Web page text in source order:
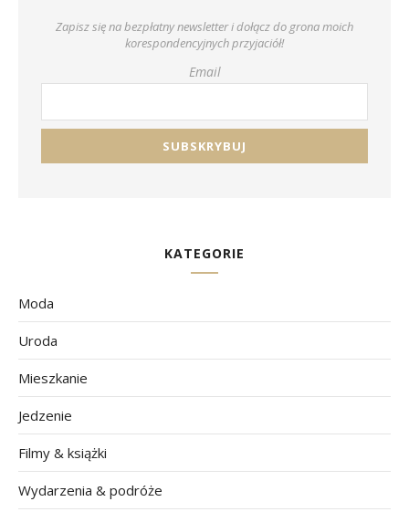
Zapisz się na bezpłatny newsletter i dołącz do grona moich
korespondencyjnych przyjaciół!
Email
KATEGORIE
Moda
Uroda
Mieszkanie
Jedzenie
Filmy & książki
Wydarzenia & podróże